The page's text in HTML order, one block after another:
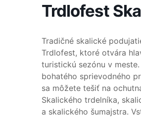
Trdlofest
Tradičné skalické
Trdlofest, ktoré otvára
turistickú sezónu v
bohatého sprievodného
sa môžete tešiť na
Skalického trdelníka,
a skalického šumajstra.